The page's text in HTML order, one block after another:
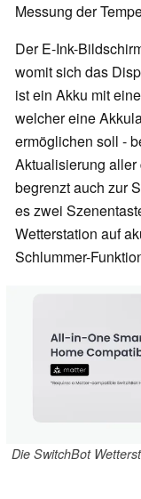
Messung der
Der E-Ink-
womit sich das
ist ein Akku mit
welcher eine
ermöglichen soll -
Aktualisierung
begrenzt auch zur
es zwei
Wetterstation auf
Schlummer-
Die SwitchBot